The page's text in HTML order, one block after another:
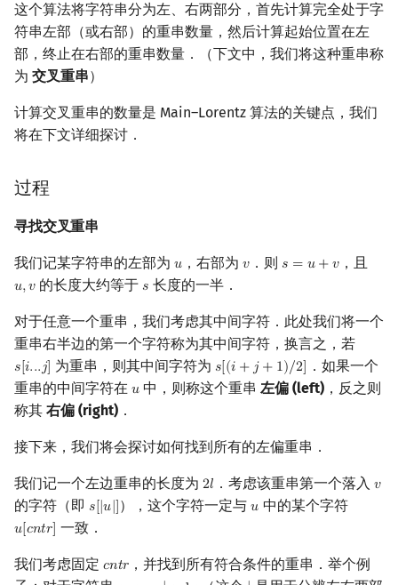
这个算法将字符串分为左、右两部分，首先计算完全处于字
符串左部（或右部）的重串数量，然后计算起始位置在左
部，终止在右部的重串数量．（下文中，我们将这种重串称
为 交叉重串）
计算交叉重串的数量是 Main–Lorentz 算法的关键点，我们
将在下文详细探讨．
过程
寻找交叉重串
我们记某字符串的左部为 𝑢
u ，右部为𝑣
v．则 𝑠 = 𝑢+𝑣
s=u+v ，且
𝑢,𝑣
u,v 的长度大约等于 𝑠
s 长度的一半．
对于任意一个重串，我们考虑其中间字符．此处我们将一个
重串右半边的第一个字符称为其中间字符，换言之，若
𝑠[𝑖...𝑗]
s[i...j] 为重串，则其中间字符为 𝑠[(𝑖 +𝑗 + 1)/2]
s[(i+j+ 1) /2 ]
．如果一个
重串的中间字符在 𝑢
u 中，则称这个重串左偏 (left) ，反之则
称其 右偏 (right) ．
接下来，我们将会探讨如何找到所有的左偏重串．
我们记一个左边重串的长度为 2𝑙
2l ．考虑该重串第一个落入 𝑣
v
的字符（即 𝑠[|𝑢|]
s[ |u | ]），这个字符一定与𝑢
u 中的某个字符
𝑢[𝑐𝑛𝑡𝑟]
u[cntr] 一致．
我们考虑固定 𝑐𝑛𝑡𝑟
cntr ，并找到所有符合条件的重串．举个例